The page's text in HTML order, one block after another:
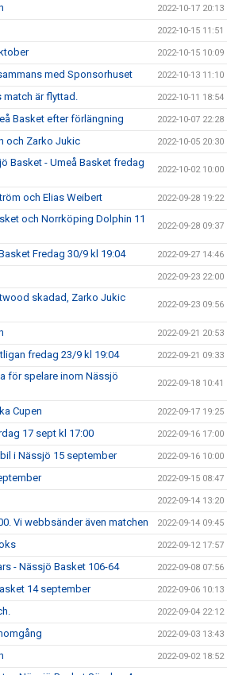
2022-10-17 20:13
2022-10-15 11:51
2022-10-15 10:09
med Sponsorhuset 2022-10-13 11:10
är flyttad. 2022-10-11 18:54
Basket efter förlängning 2022-10-07 22:28
och Zarko Jukic 2022-10-05 20:30
Basket - Umeå Basket fredag
2022-10-02 10:00
och Elias Weibert 2022-09-28 19:22
och Norrköping Dolphin 11
2022-09-28 09:37
Fredag 30/9 kl 19:04 2022-09-27 14:46
2022-09-23 22:00
skadad, Zarko Jukic
2022-09-23 09:56
2022-09-21 20:53
fredag 23/9 kl 19:04 2022-09-21 09:33
för spelare inom Nässjö
2022-09-18 10:41
Cupen 2022-09-17 19:25
17 sept kl 17:00 2022-09-16 17:00
i Nässjö 15 september 2022-09-16 10:00
2022-09-15 08:47
2022-09-14 13:20
Vi webbsänder även matchen 2022-09-14 09:45
2022-09-12 17:57
- Nässjö Basket 106-64 2022-09-08 07:56
14 september 2022-09-06 10:13
2022-09-04 22:12
2022-09-03 13:43
2022-09-02 18:52